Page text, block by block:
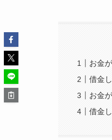
お金
借金
お金
借金